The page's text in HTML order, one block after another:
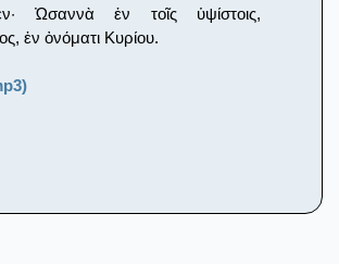
Ὠσαννὰ ἐν τοῖς ὑψίστοις,
ἐν ὀνόματι Κυρίου.